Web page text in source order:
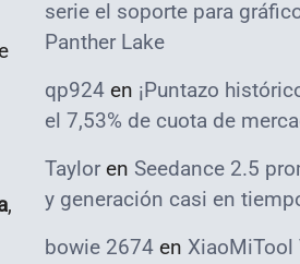
,
serie el soporte para
Panther Lake
qp924 en ¡Puntazo
el 7,53% de cuota de
Taylor en Seedance 2.5
y generación casi en
bowie 2674 en XiaoMiTool